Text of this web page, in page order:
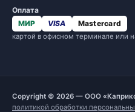
Оплата
МИР
VISA Mastercard
картой в офисном терминале или
Copyright © 2026 — ООО
политикой обработки